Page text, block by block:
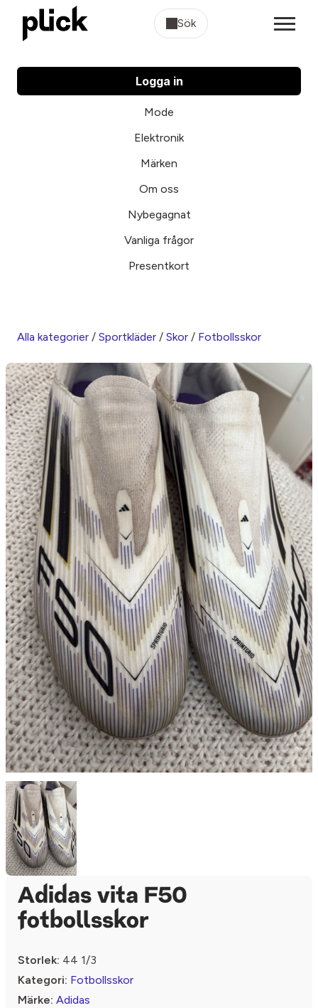
Sök
Logga in
Mode
Elektronik
Märken
Om oss
Nybegagnat
Vanliga frågor
Presentkort
Alla kategorier / Sportkläder / Skor / Fotbollsskor
Adidas vita F50
fotbollsskor
Storlek: 44 1/3
Kategori: Fotbollsskor
Märke: Adidas